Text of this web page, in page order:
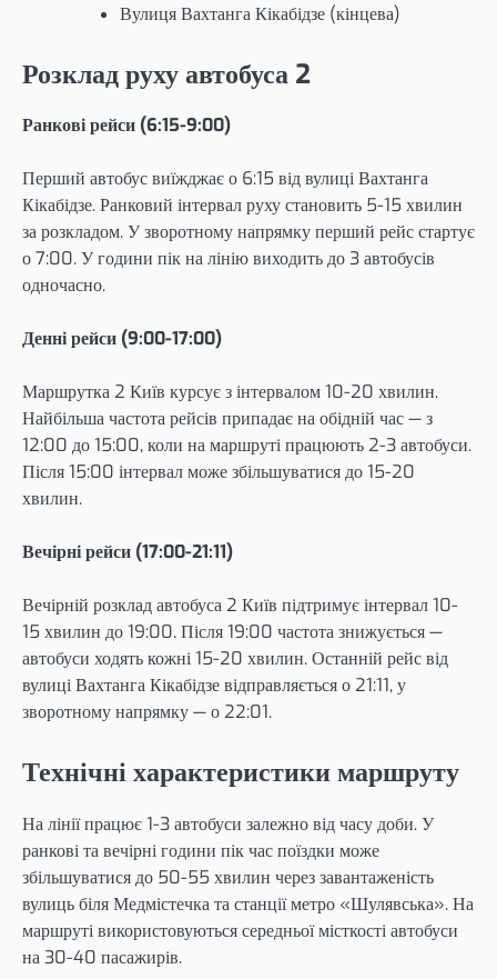
Вулиця Вахтанга Кікабідзе (кінцева)
Розклад руху автобуса 2
Ранкові рейси (6:15-9:00)
Перший автобус виїжджає о 6:15 від вулиці Вахтанга
Кікабідзе. Ранковий інтервал руху становить 5-15 хвилин
за розкладом. У зворотному напрямку перший рейс стартує
о 7:00. У години пік на лінію виходить до 3 автобусів
одночасно.
Денні рейси (9:00-17:00)
Маршрутка 2 Київ курсує з інтервалом 10-20 хвилин.
Найбільша частота рейсів припадає на обідній час — з
12:00 до 15:00, коли на маршруті працюють 2-3 автобуси.
Після 15:00 інтервал може збільшуватися до 15-20
хвилин.
Вечірні рейси (17:00-21:11)
Вечірній розклад автобуса 2 Київ підтримує інтервал 10-
15 хвилин до 19:00. Після 19:00 частота знижується —
автобуси ходять кожні 15-20 хвилин. Останній рейс від
вулиці Вахтанга Кікабідзе відправляється о 21:11, у
зворотному напрямку — о 22:01.
Технічні характеристики маршруту
На лінії працює 1-3 автобуси залежно від часу доби. У
ранкові та вечірні години пік час поїздки може
збільшуватися до 50-55 хвилин через завантаженість
вулиць біля Медмістечка та станції метро «Шулявська». На
маршруті використовуються середньої місткості автобуси
на 30-40 пасажирів.